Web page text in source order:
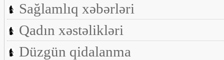
Sağlamlıq xəbərləri
Qadın xəstəlikləri
Düzgün qidalanma